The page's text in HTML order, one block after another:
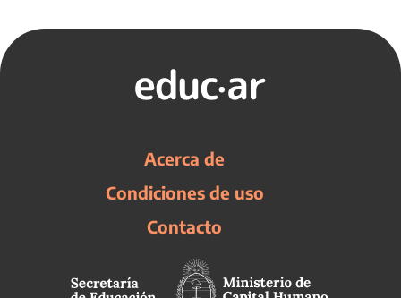
Acerca de
Condiciones de uso
Contacto